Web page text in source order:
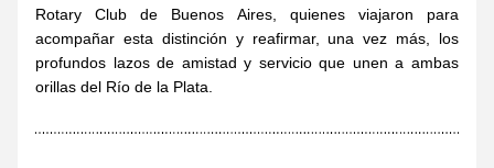
Rotary Club de Buenos Aires, quienes viajaron para
acompañar esta distinción y reafirmar, una vez más, los
profundos lazos de amistad y servicio que unen a ambas
orillas del Río de la Plata.